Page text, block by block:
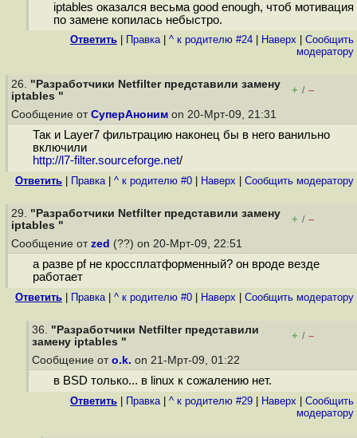
iptables оказался весьма good enough, чтоб мотивация
по замене копилась небыстро.
Ответить Правка| ^ к родителю #24 Наверх
Cообщить
модератору
26. "Разработчики Netfilter представили замену
iptables "
+ / –
Сообщение от СуперАноним on 20-Мрт-09, 21:31
Так и Layer7 фильтрацию наконец бы в него ванильно
включили
http://l7-filter.sourceforge.net/
Ответить Правка| ^ к родителю #0 Наверх Cообщить модератору
29. "Разработчики Netfilter представили замену
iptables "
+ / –
Сообщение от zed (??) on 20-Мрт-09, 22:51
а разве pf не кроссплатформенный? он вроде везде
работает
Ответить Правка| ^ к родителю #0 Наверх Cообщить модератору
36. "Разработчики Netfilter представили
замену iptables "
+ / –
Сообщение от o.k. on 21-Мрт-09, 01:22
в BSD только... в linux к сожалению нет.
Ответить Правка| ^ к родителю #29 Наверх
Cообщить
модератору